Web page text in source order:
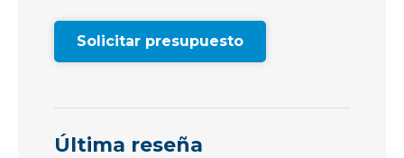
Solicitar presupuesto
Última reseña